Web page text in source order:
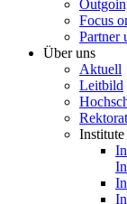
Focus
Partner
Über uns
Aktuell
Leitbild
Rektorat
Institute